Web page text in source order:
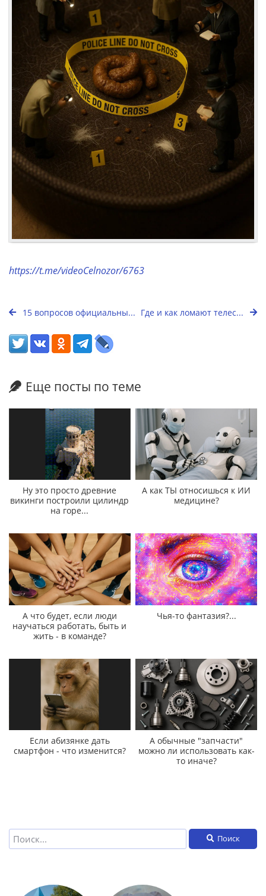
https://t.me/videoCelnozor/6763
15 вопросов официальны... Где и как ломают телес...
Еще посты по теме
Ну это просто древние
викинги построили цилиндр
на горе...
А как ТЫ относишься к ИИ
медицине?
А что будет, если люди
научаться работать, быть и
жить - в команде?
Чья-то фантазия?...
Если абизянке дать
смартфон - что изменится?
А обычные "запчасти"
можно ли использовать как-
то иначе?
Поиск